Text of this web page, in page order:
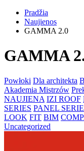
Pradžia
Naujienos
GAMMA 2.0
GAMMA
Powłoki Dla architekta
Akademia Mistrzów
NAUJIENA IZI ROOF
SERIES PANEL
LOOK FIT BIM
Uncategorized